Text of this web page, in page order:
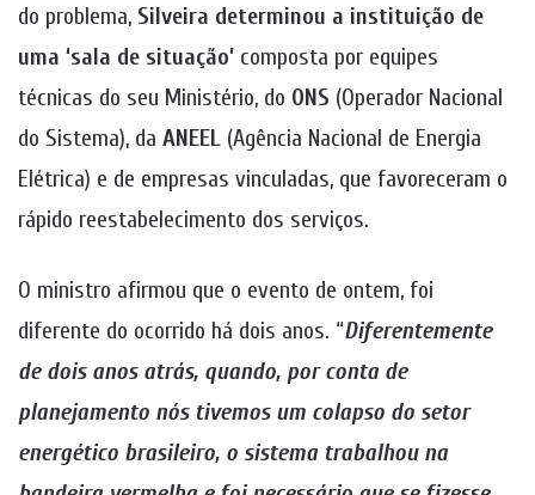
do problema, Silveira determinou a instituição de
uma ‘sala de situação’ composta por equipes
técnicas do seu Ministério, do ONS (Operador Nacional
do Sistema), da ANEEL (Agência Nacional de Energia
Elétrica) e de empresas vinculadas, que favoreceram o
rápido reestabelecimento dos serviços.
O ministro afirmou que o evento de ontem, foi
diferente do ocorrido há dois anos. “Diferentemente
de dois anos atrás, quando, por conta de
planejamento nós tivemos um colapso do setor
energético brasileiro, o sistema trabalhou na